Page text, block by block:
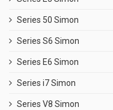
Series 50 Simon
Series S6 Simon
Series E6 Simon
Series i7 Simon
Series V8 Simon